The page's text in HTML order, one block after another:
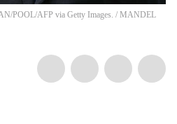
POOL/AFP via Getty Images. / MANDEL